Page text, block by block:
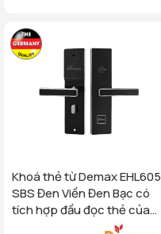
Khoá thẻ từ Demax EHL605
SBS Đen Viền Đen Bạc có
tích hợp đầu đọc thẻ của